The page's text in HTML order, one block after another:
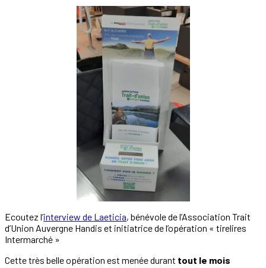
Ecoutez l’interview de Laeticia, bénévole de l’Association Trait
d’Union Auvergne Handis et initiatrice de l’opération « tirelires
Intermarché »
Cette très belle opération est menée durant tout le mois